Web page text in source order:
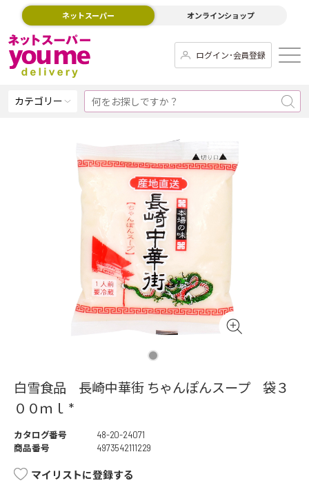
ネットスーパー オンラインショップ
ログイン･会員登録
カテゴリー
白雪食品 長崎中華街 ちゃんぽんスープ 袋３
００ｍｌ *
カタログ番号
48-20-24071
商品番号
4973542111229
マイリストに登録する